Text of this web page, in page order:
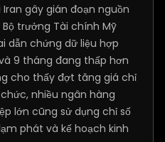
gây gián đoạn nguồn
trưởng Tài chính Mỹ
dẫn chứng dữ liệu hợp
9 tháng đang thấp hơn
cho thấy đợt tăng giá chỉ
nhiều ngân hàng
lớn cũng sử dụng chỉ số
phát và kế hoạch kinh